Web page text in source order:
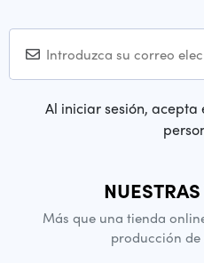
Al iniciar sesión,
Más que una tienda
producción